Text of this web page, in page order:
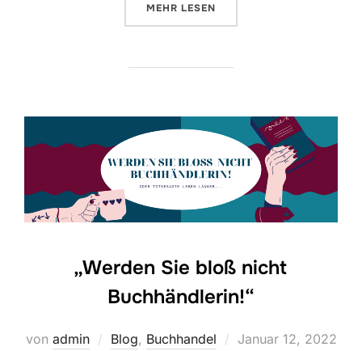
MEHR ÜBER „TAUBEN BRINGEN GLÜCK“
LESEN
„Werden Sie bloß nicht
Buchhändlerin!“
von admin Blog, Buchhandel
Veröffentlicht
Januar 12, 2022